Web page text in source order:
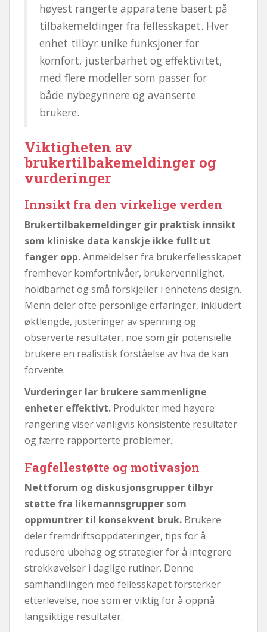
høyest rangerte apparatene basert på
tilbakemeldinger fra fellesskapet. Hver
enhet tilbyr unike funksjoner for
komfort, justerbarhet og effektivitet,
med flere modeller som passer for
både nybegynnere og avanserte
brukere.
Viktigheten av
brukertilbakemeldinger og
vurderinger
Innsikt fra den virkelige verden
Brukertilbakemeldinger gir praktisk innsikt
som kliniske data kanskje ikke fullt ut
fanger opp.Anmeldelser fra brukerfellesskapet
fremhever komfortnivåer, brukervennlighet,
holdbarhet og små forskjeller i enhetens design.
Menn deler ofte personlige erfaringer, inkludert
øktlengde, justeringer av spenning og
observerte resultater, noe som gir potensielle
brukere en realistisk forståelse av hva de kan
forvente.
Vurderinger lar brukere sammenligne
enheter effektivt. Produkter med høyere
rangering viser vanligvis konsistente resultater
og færre rapporterte problemer.
Fagfellestøtte og motivasjon
Nettforum og diskusjonsgrupper tilbyr
støtte fra likemannsgrupper som
oppmuntrer til konsekvent bruk. Brukere
deler fremdriftsoppdateringer, tips for å
redusere ubehag og strategier for å integrere
strekkøvelser i daglige rutiner. Denne
samhandlingen med fellesskapet forsterker
etterlevelse, noe som er viktig for å oppnå
langsiktige resultater.